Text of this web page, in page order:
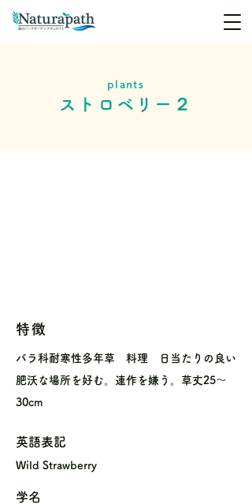
plants
ストロベリー２
特徴
バラ科耐寒性多年草 料理 日当たりの良い
肥沃な場所を好む。連作を嫌う。草丈25〜
30cm
英語表記
Wild Strawberry
学名